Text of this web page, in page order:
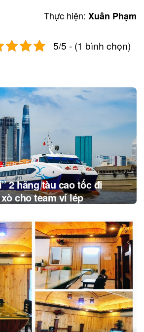
Thực hiện: Xuân Phạm
5/5 - (1 bình chọn)
2 hãng tàu cao tốc đi
cho team ví lép